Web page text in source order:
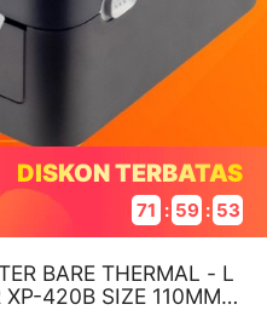
DISKON TERBATAS
71 : 59 : 53
BARE THERMAL - L
XP-420B SIZE 110MM -